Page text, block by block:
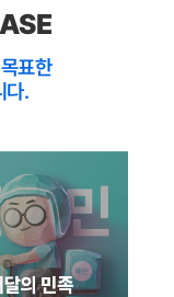
표한
다.